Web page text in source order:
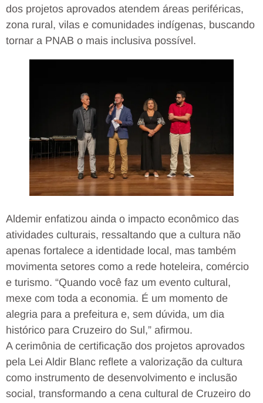
dos projetos aprovados atendem áreas periféricas,
zona rural, vilas e comunidades indígenas, buscando
tornar a PNAB o mais inclusiva possível.
Aldemir enfatizou ainda o impacto econômico das
atividades culturais, ressaltando que a cultura não
apenas fortalece a identidade local, mas também
movimenta setores como a rede hoteleira, comércio
e turismo. “Quando você faz um evento cultural,
mexe com toda a economia. É um momento de
alegria para a prefeitura e, sem dúvida, um dia
histórico para Cruzeiro do Sul,” afirmou.
A cerimônia de certificação dos projetos aprovados
pela Lei Aldir Blanc reflete a valorização da cultura
como instrumento de desenvolvimento e inclusão
social, transformando a cena cultural de Cruzeiro do